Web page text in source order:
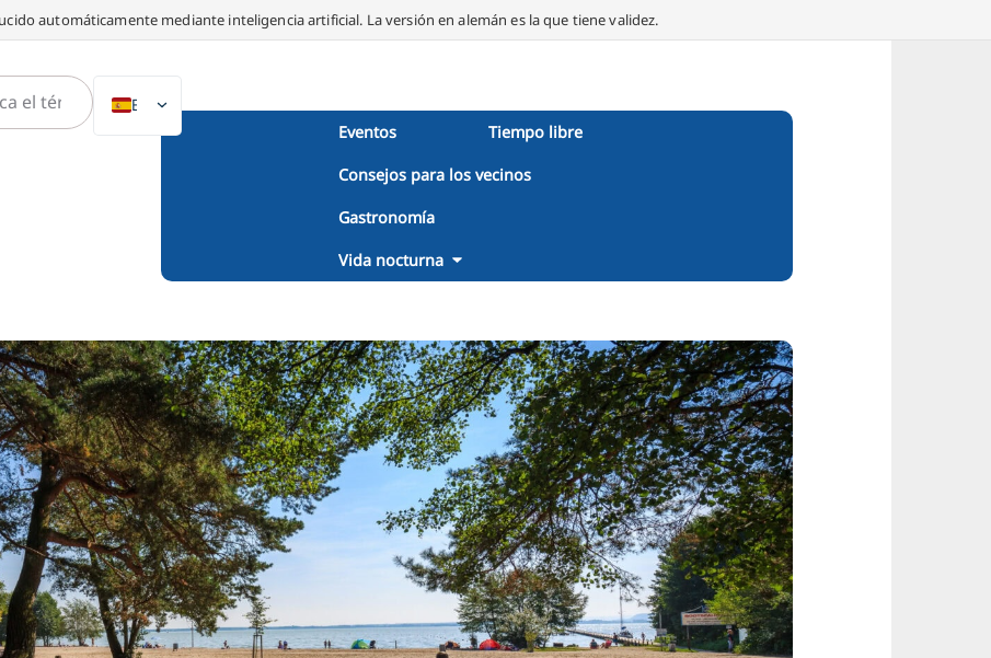
automáticamente mediante inteligencia artificial. La versión en alemán es la que tiene validez.
DE
SV
FR
PT
TR
RU
FI
ZH
KO
JA
Eventos Tiempo libre
Consejos para los vecinos
Gastronomía
Vida nocturna